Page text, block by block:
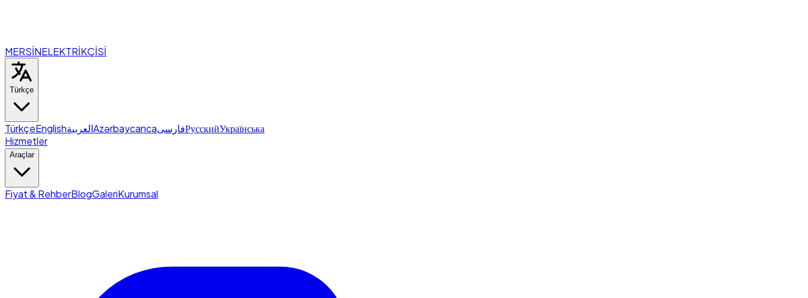
MERSİNELEKTRİKÇİSİ
Türkçe
TürkçeEnglishالعربيةAzərbaycancaفارسیРусскийУкраїнська
Hizmetler
Araçlar
Fiyat & RehberBlogGaleriKurumsal